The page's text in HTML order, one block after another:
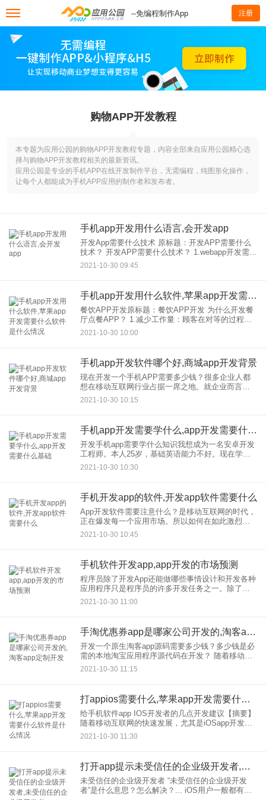
--免编程制作App 注册
购物APP开发教程
本专题为应用公园的购物APP开发教程专题，内容全部来自应用公园精心选
择与购物APP开发教程相关的最新资讯。
应用公园是专业的手机APP在线开发制作平台，无需编程，纯图形化操作，
让每个人都能成为手机APP应用的制作者和发布者。
手机app开发用什么语言,会开发app
开发App需要什么技术 原标题：开发APP需要什么
技术？ 开发APP需要什么技术？ 1.webapp开发需要
什么技术？ UI布局采用的还是5、CSS3、Java技
术； 服务器技术
2021-10-30 09:45
手机app开发用什么软件,苹果app开发需要什么软件是什么情况
餐饮APP开发原标题：餐饮APP开发 为什么开发餐
厅点餐APP？ 1.减少工作量：顾客在对等的过程中
点菜，可以大大减少服务员的工作量，而不必一个
2021-10-30 10:00
手机app开发软件哪个好,商城app开发背景
现在开发一个手机APP需要多少钱？很多企业人都
想在移动互联网行业占据一席之地。就企业而言，
开发软件当然关心的是制作一款应用多少钱，这对
于开发软件公司来说是一个难题 一般来说，对开
2021-10-30 10:15
手机app开发需要学什么,app开发需要什么基础
开发手机app需要学什么知识我想成为一名安卓开发
工程师。本人25岁，基础英语能力不好。现在学还
来得及吗 楼上说的没错，只要你决定学习，永远都
不晚，而且你才25岁，有些人30岁了还很迷茫。现
2021-10-30 10:30
手机开发app的软件,开发app软件需要什么
App开发软件需要注意什么？是移动互联网的时代，
正在爆发每一个应用市场。所以如何在如此激烈的
竞争中脱颖而出，获得大量的下载量而不成为“僵尸
应用”是每个企业人的目标，也是APP开发的宗旨那
2021-10-30 10:45
手机软件开发app,app开发的市场预测
程序员除了开发App还能做哪些事情设计和开发各种
应用程序只是程序员的许多开发任务之一。除了开
发各种应用，程序员还可以使用开发操作系统、软
件平台、Web应用、物联网应用等。可以说，哪里
2021-10-30 11:00
手淘优惠券app是哪家公司开发的,淘客app定制开发
开发一个原生淘客app源码需要多少钱？多少钱是必
需的本地淘宝应用程序源代码在开发？ 随着移动互
联网的不断发展，淘淘作为一种低门槛的赚钱方式
被越来越多的人所熟知。做淘宝可以赚钱，可以全
2021-10-30 11:15
打appios需要什么,苹果app开发需要什么软件是什么情况
给手机软件app IOS开发者的几点开发建议【摘要】
随着移动互联网的快速发展，尤其是iOSapp开发，
端的需求优化突出。 随着移动互联网的快速发展，
尤其是iOSapp开发，的需求优化突出。由于个
2021-10-30 11:30
打开app提示未受信任的企业级开发者,未受信任的企业级开发者app
未受信任的企业级开发者 “未受信任的企业级开发
者”是什么意思？怎么解决？... iOS用户一般都有这